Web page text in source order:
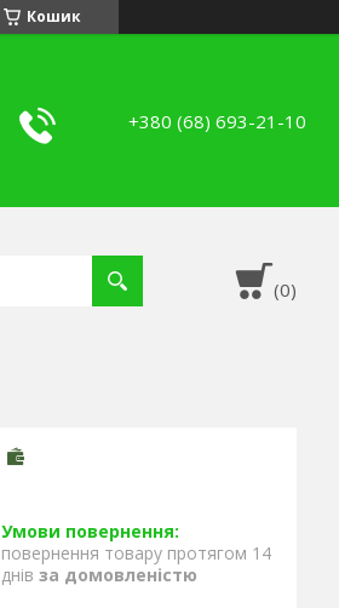
Кошик
+380 (68) 693-21-10
повернення товару протягом 14
днів за домовленістю